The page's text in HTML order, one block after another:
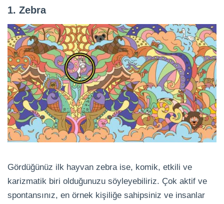
1. Zebra
Gördüğünüz ilk hayvan zebra ise, komik, etkili ve
karizmatik biri olduğunuzu söyleyebiliriz. Çok aktif ve
spontansınız, en örnek kişiliğe sahipsiniz ve insanlar